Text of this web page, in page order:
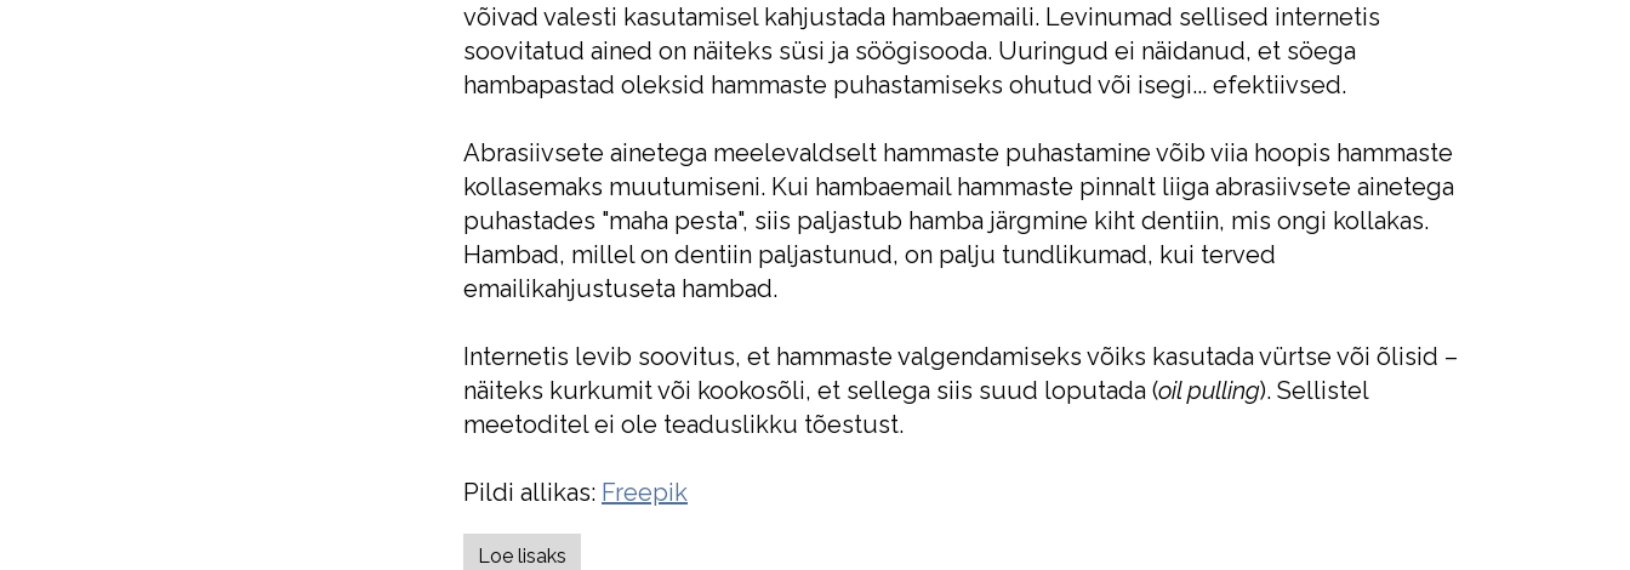
võivad valesti kasutamisel kahjustada hambaemaili. Levinumad sellised internetis
soovitatud ained on näiteks süsi ja söögisooda. Uuringud ei näidanud, et söega
hambapastad oleksid hammaste puhastamiseks ohutud või isegi... efektiivsed.
Abrasiivsete ainetega meelevaldselt hammaste puhastamine võib viia hoopis hammaste
kollasemaks muutumiseni. Kui hambaemail hammaste pinnalt liiga abrasiivsete ainetega
puhastades "maha pesta", siis paljastub hamba järgmine kiht dentiin, mis ongi kollakas.
Hambad, millel on dentiin paljastunud, on palju tundlikumad, kui terved
emailikahjustuseta hambad.
Internetis levib soovitus, et hammaste valgendamiseks võiks kasutada vürtse või õlisid –
näiteks kurkumit või kookosõli, et sellega siis suud loputada (oil pulling). Sellistel
meetoditel ei ole teaduslikku tõestust.
Pildi allikas: Freepik
Loe lisaks